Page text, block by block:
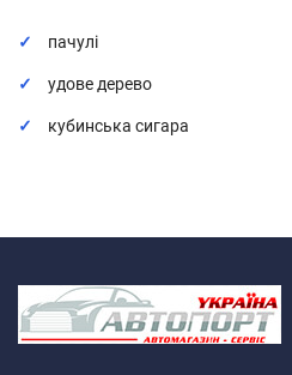
пачулі
удове дерево
кубинська сигара